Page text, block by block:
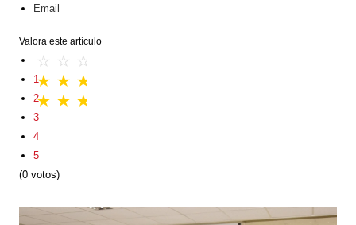
Email
Valora este artículo
1
2
3
4
5
(0 votos)